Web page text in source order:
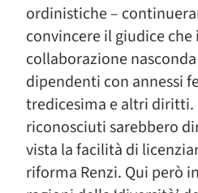
ordinistiche –
convincere il giudice
collaborazione
dipendenti con annessi
tredicesima e altri diritti.
riconosciuti sarebbero
vista la facilità di
riforma Renzi. Qui però